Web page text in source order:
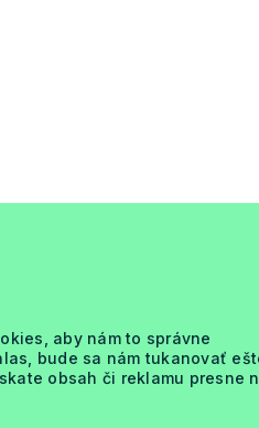
aby nám to správne
bude sa nám tukanovať
obsah či reklamu presne